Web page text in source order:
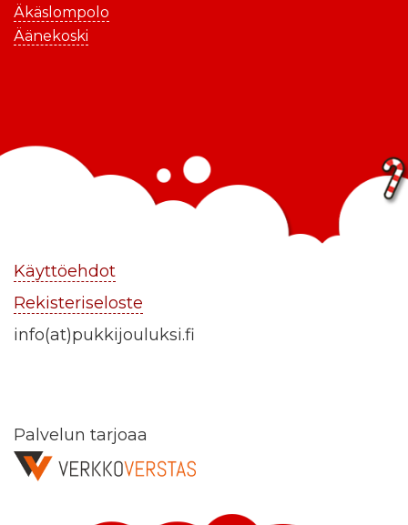
Äkäslompolo
Äänekoski
Käyttöehdot
Rekisteriseloste
info(at)pukkijouluksi.fi
Palvelun tarjoaa